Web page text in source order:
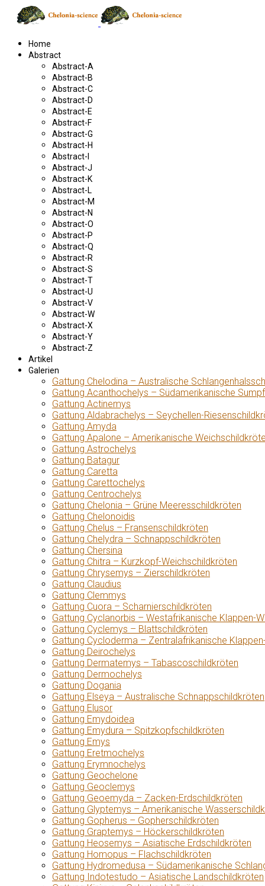
Home
Abstract
Abstract-A
Abstract-B
Abstract-C
Abstract-D
Abstract-E
Abstract-F
Abstract-G
Abstract-H
Abstract-I
Abstract-J
Abstract-K
Abstract-L
Abstract-M
Abstract-N
Abstract-O
Abstract-P
Abstract-Q
Abstract-R
Abstract-S
Abstract-T
Abstract-U
Abstract-V
Abstract-W
Abstract-X
Abstract-Y
Abstract-Z
Artikel
Galerien
Gattung Chelodina – Australische
Gattung Acanthochelys – Südamerikanische
Gattung Actinemys
Gattung Aldabrachelys – Seychellen-
Gattung Amyda
Gattung Apalone – Amerikanische
Gattung Astrochelys
Gattung Batagur
Gattung Caretta
Gattung Carettochelys
Gattung Centrochelys
Gattung Chelonia – Grüne Meeresschildkröten
Gattung Chelonoidis
Gattung Chelus – Fransenschildkröten
Gattung Chelydra – Schnappschildkröten
Gattung Chersina
Gattung Chitra – Kurzkopf-Weichschildkröten
Gattung Chrysemys – Zierschildkröten
Gattung Claudius
Gattung Clemmys
Gattung Cuora – Scharnierschildkröten
Gattung Cyclanorbis – Westafrikanische Klappen-
Gattung Cyclemys – Blattschildkröten
Gattung Cycloderma – Zentralafrikanische
Gattung Deirochelys
Gattung Dermatemys – Tabascoschildkröten
Gattung Dermochelys
Gattung Dogania
Gattung Elseya – Australische Schnappschildkröten
Gattung Elusor
Gattung Emydoidea
Gattung Emydura – Spitzkopfschildkröten
Gattung Emys
Gattung Eretmochelys
Gattung Erymnochelys
Gattung Geochelone
Gattung Geoclemys
Gattung Geoemyda – Zacken-Erdschildkröten
Gattung Glyptemys – Amerikanische
Gattung Gopherus – Gopherschildkröten
Gattung Graptemys – Höckerschildkröten
Gattung Heosemys – Asiatische Erdschildkröten
Gattung Homopus – Flachschildkröten
Gattung Hydromedusa – Südamerikanische
Gattung Indotestudo – Asiatische Landschildkröten